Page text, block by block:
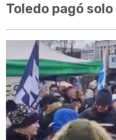
Toledo pagó